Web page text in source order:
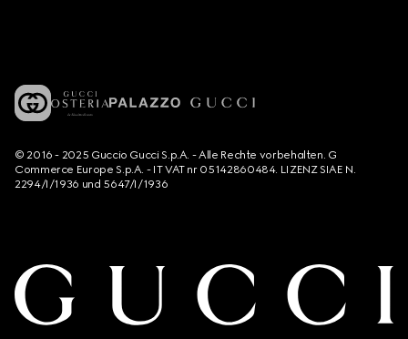
© 2016 - 2025 Guccio Gucci S.p.A. - Alle Rechte vorbehalten. G
Commerce Europe S.p.A. - IT VAT nr 05142860484. LIZENZ SIAE N.
2294/I/1936 und 5647/I/1936